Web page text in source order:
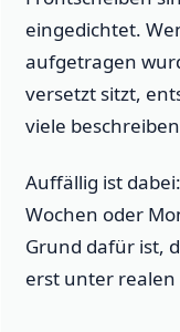
eingedichtet.
aufgetragen
versetzt sitzt,
viele
Auffällig ist
Wochen oder
Grund dafür ist,
erst unter realen